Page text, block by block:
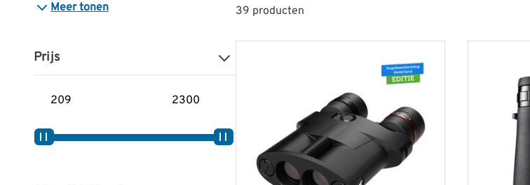
Meer tonen
Prijs
Minimum prijs Maximum prijs
39 producten